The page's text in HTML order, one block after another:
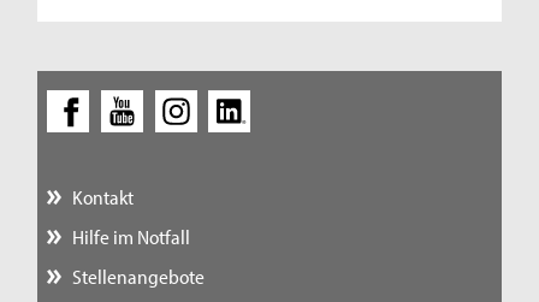
Kontakt
Hilfe im Notfall
Stellenangebote